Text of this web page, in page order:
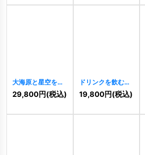
大海原と星空を渡
る帆船のロゴ
11470 ]
29,800円(税込)
ドリンクを飲む女
の子のキュートな
ロゴ 11461]
19,800円(税込)